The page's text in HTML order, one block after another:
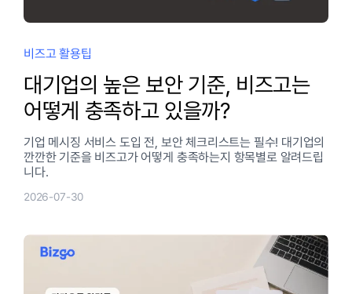
비즈고 활용팁
대기업의 높은 보안 기준, 비즈고는
어떻게 충족하고 있을까?
기업 메시징 서비스 도입 전, 보안 체크리스트는 필수! 대기업의
깐깐한 기준을 비즈고가 어떻게 충족하는지 항목별로 알려드립
니다.
2026-07-30